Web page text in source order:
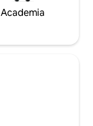
Academia